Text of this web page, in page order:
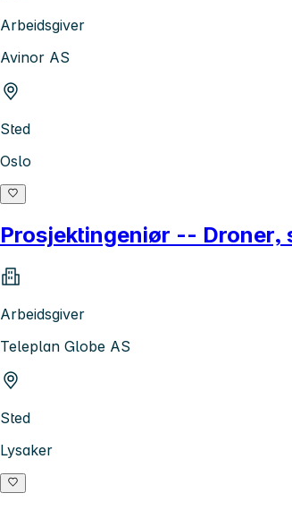
Arbeidsgiver
Avinor AS
Sted
Oslo
Prosjektingeniør -- Droner,
Arbeidsgiver
Teleplan Globe AS
Sted
Lysaker